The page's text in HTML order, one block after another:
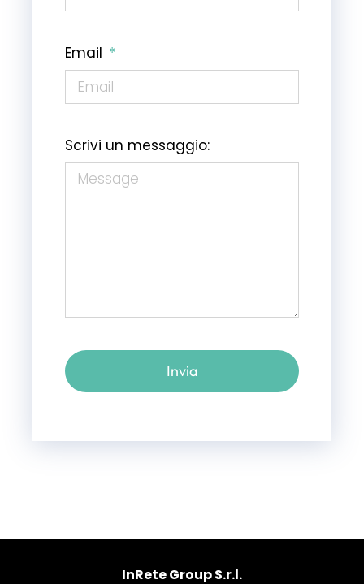
Email
Scrivi un messaggio:
Invia
InRete Group S.r.l.